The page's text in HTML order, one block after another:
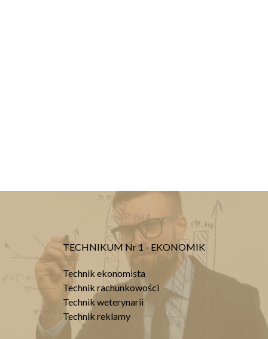
TECHNIKUM Nr 1 - EKONOMIK
Technik ekonomista
Technik rachunkowości
Technik weterynarii
Technik reklamy